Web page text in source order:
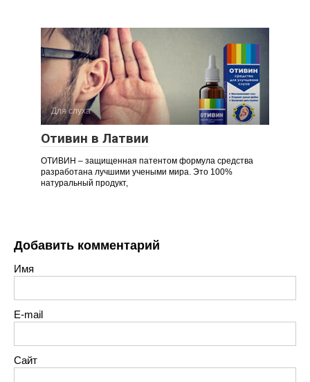
Для слуха
Отивин в Латвии
ОТИВИН – защищенная патентом формула средства
разработана лучшими учеными мира. Это 100%
натуральный продукт,
Добавить комментарий
Имя
E-mail
Сайт